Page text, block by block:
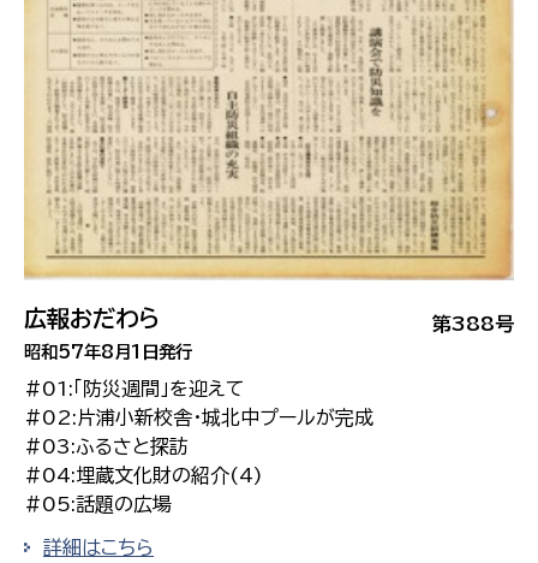
第388号
広報おだわら
昭和57年8月1日発行
#01:「防災週間」を迎えて
#02:片浦小新校舎・城北中プールが完成
#03:ふるさと探訪
#04:埋蔵文化財の紹介(4)
#05:話題の広場
詳細はこちら